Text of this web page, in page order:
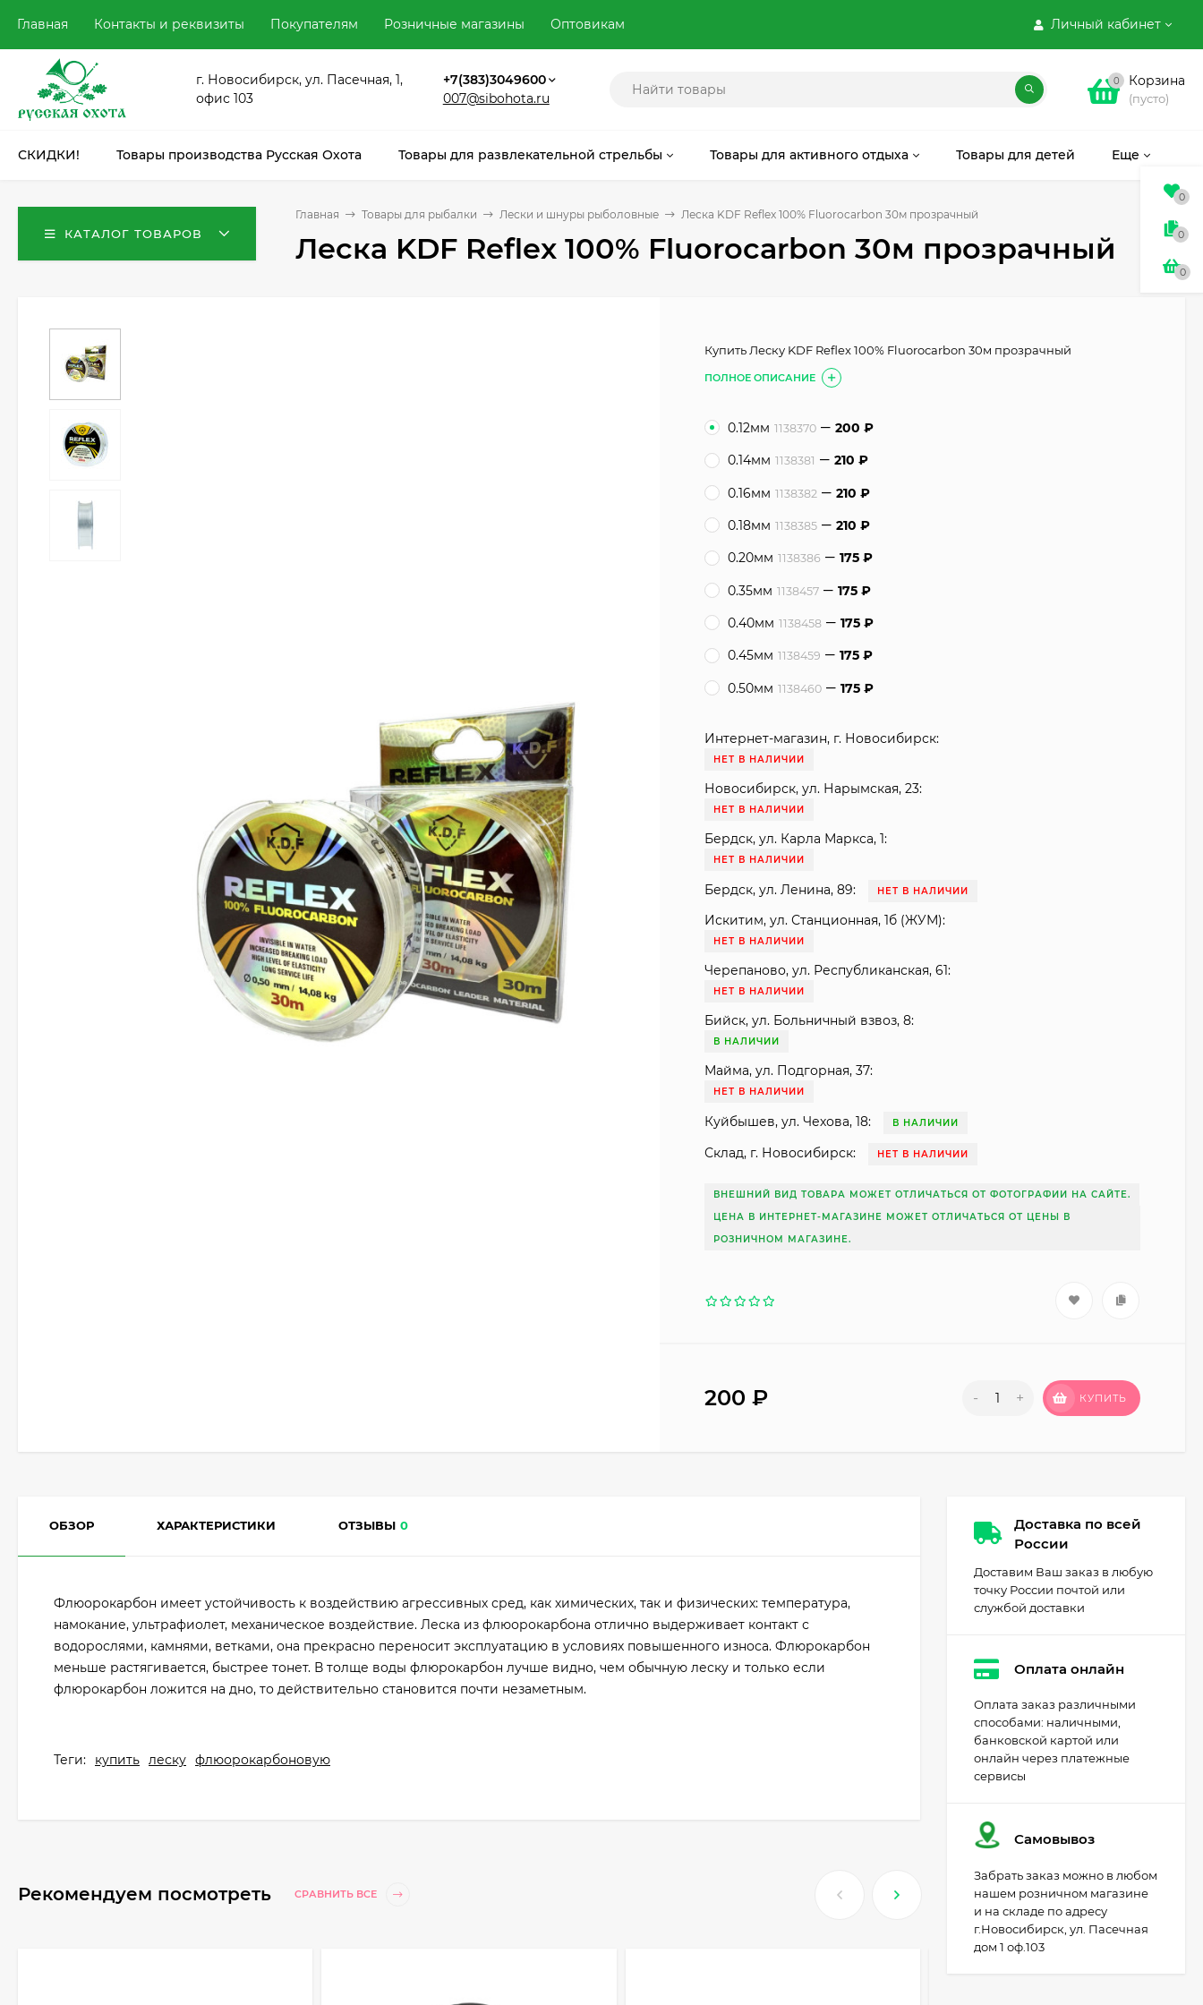
Личный кабинет
Главная Контакты и реквизиты Покупателям Розничные магазины Оптовикам
г. Новосибирск, ул. Пасечная, 1,
офис 103
+7(383)3049600
007@sibohota.ru
0 Корзина
(пусто)
СКИДКИ! Товары производства Русская Охота Товары для развлекательной стрельбы Товары для активного отдыха Товары для детей Еще
КАТАЛОГ ТОВАРОВ
Главная Товары для рыбалки Лески и шнуры рыболовные Леска KDF Reflex 100% Fluorocarbon 30м прозрачный
Леска KDF Reflex 100% Fluorocarbon 30м прозрачный
Купить Леску KDF Reflex 100% Fluorocarbon 30м прозрачный
ПОЛНОЕ ОПИСАНИЕ
0.12мм 1138370 200₽
0.14мм 1138381 210₽
0.16мм 1138382 210₽
0.18мм 1138385 210₽
0.20мм 1138386 175₽
0.35мм 1138457 175₽
0.40мм 1138458 175₽
0.45мм 1138459 175₽
0.50мм 1138460 175₽
Интернет-магазин, г. Новосибирск:
НЕТ В НАЛИЧИИ
Новосибирск, ул. Нарымская, 23:
НЕТ В НАЛИЧИИ
Бердск, ул. Карла Маркса, 1:
НЕТ В НАЛИЧИИ
Бердск, ул. Ленина, 89: НЕТ В НАЛИЧИИ
Искитим, ул. Станционная, 1б (ЖУМ):
НЕТ В НАЛИЧИИ
Черепаново, ул. Республиканская, 61:
НЕТ В НАЛИЧИИ
Бийск, ул. Больничный взвоз, 8:
В НАЛИЧИИ
Майма, ул. Подгорная, 37:
НЕТ В НАЛИЧИИ
Куйбышев, ул. Чехова, 18: В НАЛИЧИИ
Склад, г. Новосибирск: НЕТ В НАЛИЧИИ
ВНЕШНИЙ ВИД ТОВАРА МОЖЕТ ОТЛИЧАТЬСЯ ОТ ФОТОГРАФИИ НА САЙТЕ.
ЦЕНА В ИНТЕРНЕТ-МАГАЗИНЕ МОЖЕТ ОТЛИЧАТЬСЯ ОТ ЦЕНЫ В
РОЗНИЧНОМ МАГАЗИНЕ.
200₽ - + КУПИТЬ
ОБЗОР ХАРАКТЕРИСТИКИ ОТЗЫВЫ 0
Флюорокарбон имеет устойчивость к воздействию агрессивных сред, как химических, так и физических: температура,
намокание, ультрафиолет, механическое воздействие. Леска из флюорокарбона отлично выдерживает контакт с
водорослями, камнями, ветками, она прекрасно переносит эксплуатацию в условиях повышенного износа. Флюрокарбон
меньше растягивается, быстрее тонет. В толще воды флюрокарбон лучше видно, чем обычную леску и только если
флюрокарбон ложится на дно, то действительно становится почти незаметным.
Теги: купить леску флюорокарбоновую
Рекомендуем посмотреть СРАВНИТЬ ВСЕ
Доставка по всей
России
Доставим Ваш заказ в любую
точку России почтой или
службой доставки
Оплата онлайн
Оплата заказ различными
способами: наличными,
банковской картой или
онлайн через платежные
сервисы
Самовывоз
Забрать заказ можно в любом
нашем розничном магазине
и на складе по адресу
г.Новосибирск, ул. Пасечная
дом 1 оф.103Ботинки с высокими
0
0
0